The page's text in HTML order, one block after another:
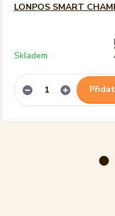
LONPOS SMART
Skladem